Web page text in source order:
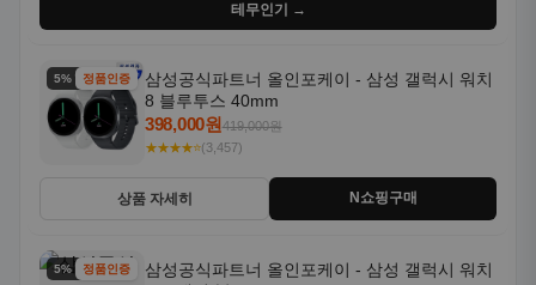
테무인기 →
5% 할인정품인증
삼성공식파트너 올인포케이 - 삼성 갤럭시 워치
8 블루투스 40mm
398,000원419,000원
★★★★⭐(3,457)
상품 자세히 N쇼핑구매
5% 할인정품인증
삼성공식파트너 올인포케이 - 삼성 갤럭시 워치